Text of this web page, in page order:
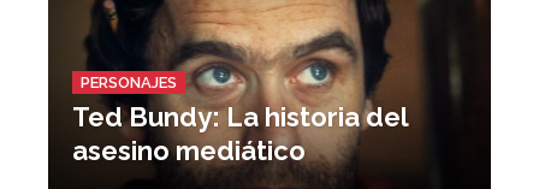
PERSONAJES
Ted Bundy: La historia del
asesino mediático